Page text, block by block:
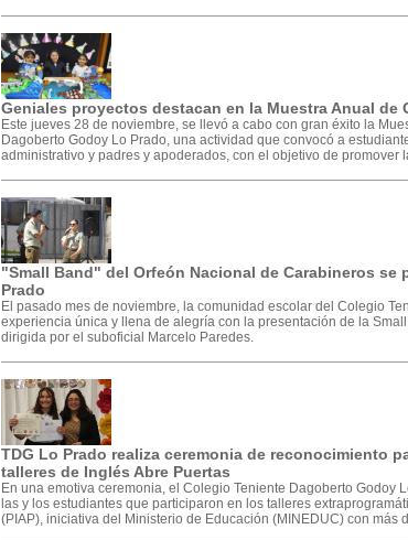
Geniales proyectos destacan en la Muestra Anual de
Este jueves 28 de noviembre, se llevó a cabo con gran éxito la
Dagoberto Godoy Lo Prado, una actividad que convocó a
administrativo y padres y apoderados, con el objetivo de promover
"Small Band" del Orfeón Nacional de Carabineros se
Prado
El pasado mes de noviembre, la comunidad escolar del Colegio
experiencia única y llena de alegría con la presentación de la
dirigida por el suboficial Marcelo Paredes.
TDG Lo Prado realiza ceremonia de reconocimiento
talleres de Inglés Abre Puertas
En una emotiva ceremonia, el Colegio Teniente Dagoberto Godoy
las y los estudiantes que participaron en los talleres
(PIAP), iniciativa del Ministerio de Educación (MINEDUC) con más